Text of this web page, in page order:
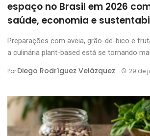
espaço no Brasil em 2026
saúde, economia e
Preparações com aveia, grão-de-bico e
a culinária plant-based está se tornando
PorDiego Rodríguez Velázquez 29 de